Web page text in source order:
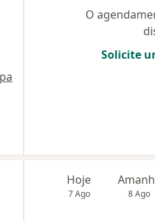
O
Solicite
Hoje
7 Ago 8 Ago